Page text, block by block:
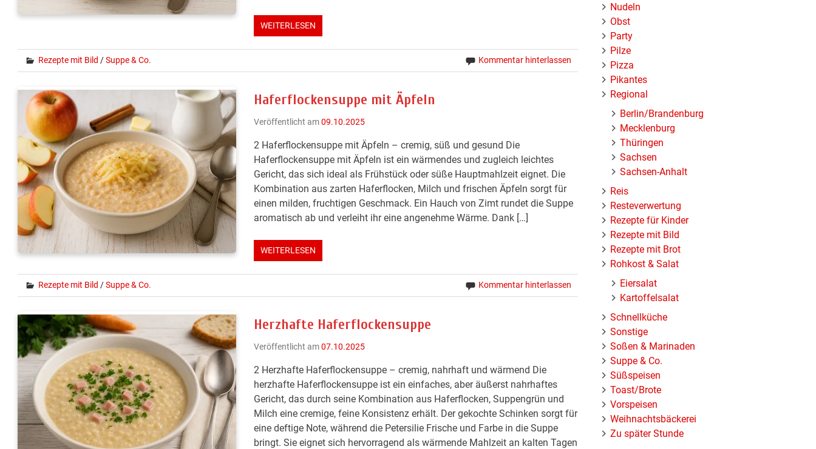
WEITERLESEN
Rezepte mit Bild /Suppe & Co. Kommentar hinterlassen
Haferflockensuppe mit Äpfeln
Veröffentlicht am09.10.2025
2 Haferflockensuppe mit Äpfeln – cremig, süß und gesund Die
Haferflockensuppe mit Äpfeln ist ein wärmendes und zugleich leichtes
Gericht, das sich ideal als Frühstück oder süße Hauptmahlzeit eignet. Die
Kombination aus zarten Haferflocken, Milch und frischen Äpfeln sorgt für
einen milden, fruchtigen Geschmack. Ein Hauch von Zimt rundet die Suppe
aromatisch ab und verleiht ihr eine angenehme Wärme. Dank […]
WEITERLESEN
Rezepte mit Bild /Suppe & Co. Kommentar hinterlassen
Herzhafte Haferflockensuppe
Veröffentlicht am07.10.2025
2 Herzhafte Haferflockensuppe – cremig, nahrhaft und wärmend Die
herzhafte Haferflockensuppe ist ein einfaches, aber äußerst nahrhaftes
Gericht, das durch seine Kombination aus Haferflocken, Suppengrün und
Milch eine cremige, feine Konsistenz erhält. Der gekochte Schinken sorgt für
eine deftige Note, während die Petersilie Frische und Farbe in die Suppe
bringt. Sie eignet sich hervorragend als wärmende Mahlzeit an kalten Tagen
Nudeln
Obst
Party
Pilze
Pizza
Pikantes
Regional
Berlin/Brandenburg
Mecklenburg
Thüringen
Sachsen
Sachsen-Anhalt
Reis
Resteverwertung
Rezepte für Kinder
Rezepte mit Bild
Rezepte mit Brot
Rohkost & Salat
Eiersalat
Kartoffelsalat
Schnellküche
Sonstige
Soßen & Marinaden
Suppe & Co.
Süßspeisen
Toast/Brote
Vorspeisen
Weihnachtsbäckerei
Zu später Stunde